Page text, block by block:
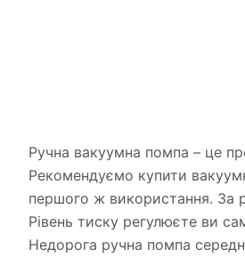
Ручна вакуумна помпа – це
Рекомендуємо купити
першого ж використання. За
Рівень тиску регулюєте ви
Недорога ручна помпа